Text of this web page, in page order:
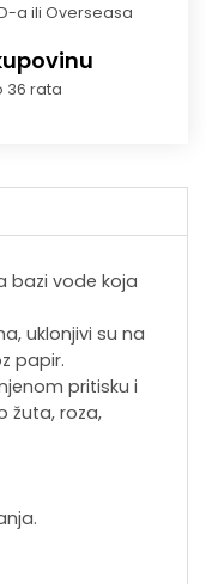
a ili Overseasa
36 rata
bazi vode koja
uklonjivi su na
papir.
pritisku i
žuta, roza,